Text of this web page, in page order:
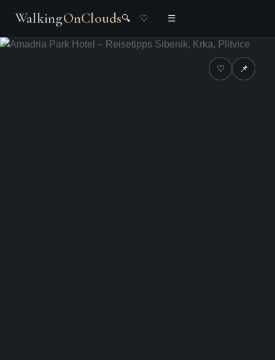
WalkingOnClouds🔍 ♡ ☰
♡ 📌